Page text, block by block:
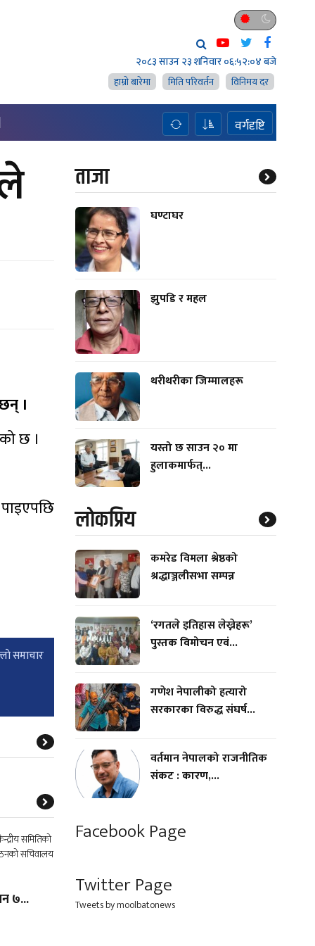
२०८३ साउन २३ शनिवार०६:५२:०५ बजे
हाम्राे बारेमा
मिति परिवर्तन विनिमय दर
वर्गदृष्टि
।
छ ।
समाचार
७...
ताजा
घण्टाघर
झुपडि र महल
थरीथरीका जिम्मालहरू
यस्तो छ साउन २० मा
हुलाकमार्फत्...
लाेकप्रिय
कमरेड विमला श्रेष्ठको
श्रद्धाञ्जलीसभा सम्पन्न
‘रगतले इतिहास लेख्नेहरू’
पुस्तक विमोचन एवं...
गणेश नेपालीको हत्यारो
सरकारका विरुद्ध संघर्ष...
वर्तमान नेपालको राजनीतिक
संकट : कारण,...
Facebook Page
Twitter Page
Tweets by moolbatonews